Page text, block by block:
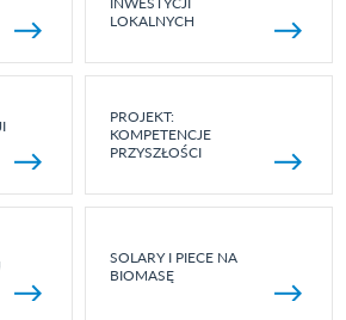
LOKALNYCH
PROJEKT:
KOMPETENCJE
PRZYSZŁOŚCI
SOLARY I PIECE NA
BIOMASĘ